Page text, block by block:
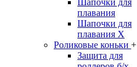
Шапочки для
плавания
Шапочки для
плавания Х
Роликовые коньки +
Защита для